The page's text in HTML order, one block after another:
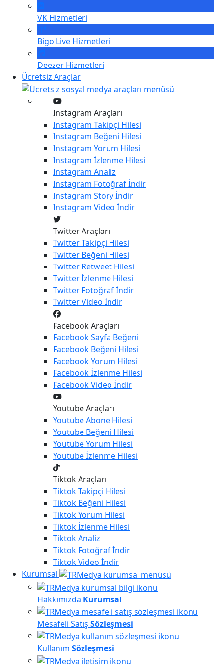
VK Hizmetleri
Bigo Live Hizmetleri
Deezer Hizmetleri
Ücretsiz Araçlar
Instagram Araçları
Instagram Takipçi Hilesi
Instagram Beğeni Hilesi
Instagram Yorum Hilesi
Instagram İzlenme Hilesi
Instagram Analiz
Instagram Fotoğraf İndir
Instagram Story İndir
Instagram Video İndir
Twitter Araçları
TwitterTakipçi Hilesi
Twitter Beğeni Hilesi
Twitter Retweet Hilesi
Twitterİzlenme Hilesi
Twitter Fotoğraf İndir
TwitterVideo İndir
Facebook Araçları
FacebookSayfa Beğeni
Facebook Beğeni Hilesi
FacebookYorum Hilesi
Facebookİzlenme Hilesi
FacebookVideo İndir
Youtube Araçları
YoutubeAbone Hilesi
Youtube Beğeni Hilesi
YoutubeYorum Hilesi
Youtubeİzlenme Hilesi
Tiktok Araçları
TiktokTakipçi Hilesi
Tiktok Beğeni Hilesi
TiktokYorum Hilesi
Tiktokİzlenme Hilesi
TiktokAnaliz
Tiktok Fotoğraf İndir
TiktokVideo İndir
Kurumsal
Hakkımızda Kurumsal
Mesafeli Satış Sözleşmesi
Kullanım Sözleşmesi